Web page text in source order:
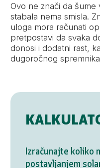
Ovo ne znači da šume
stabala nema smisla.
uloga mora računati
pretpostavi da svaka
donosi i dodatni rast,
dugoročnog